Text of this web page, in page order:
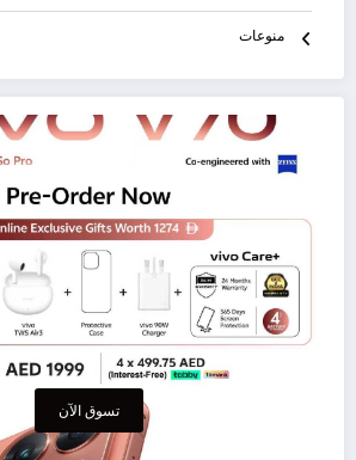
منوعات
تسوق الآن